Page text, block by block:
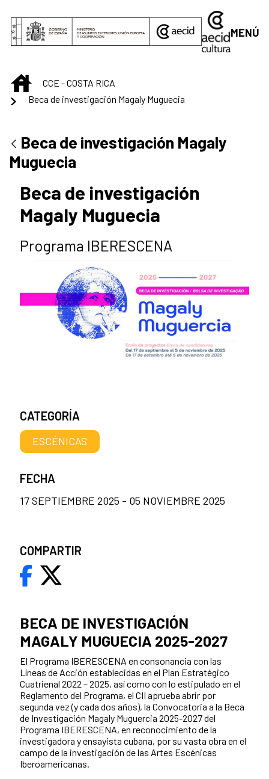
MENÚ
INICIO
CCE - COSTA RICA
Beca de investigación Magaly Muguecia
Beca de investigación Magaly
Muguecia
Beca de investigación
Magaly Muguecia
Programa IBERESCENA
BECA DE INVESTIGACIÓN
MAGALY MUGUECIA 2025-2027
El Programa IBERESCENA en consonancia con las
Líneas de Acción establecidas en el Plan Estratégico
Cuatrienal 2022 – 2025, así como con lo estipulado en el
Reglamento del Programa, el CII aprueba abrir por
segunda vez (y cada dos años), la Convocatoria a la Beca
de Investigación Magaly Muguercia 2025-2027 del
Programa IBERESCENA, en reconocimiento de la
investigadora y ensayista cubana, por su vasta obra en el
campo de la investigación de las Artes Escénicas
Iberoamericanas.
CATEGORÍA
ESCÉNICAS
FECHA
17 SEPTIEMBRE 2025 - 05 NOVIEMBRE 2025
COMPARTIR